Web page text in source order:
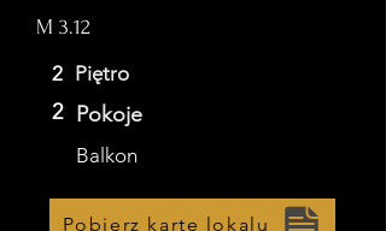
M 3.12
2 Piętro
2 Pokoje
Balkon
Pobierz kartę lokalu